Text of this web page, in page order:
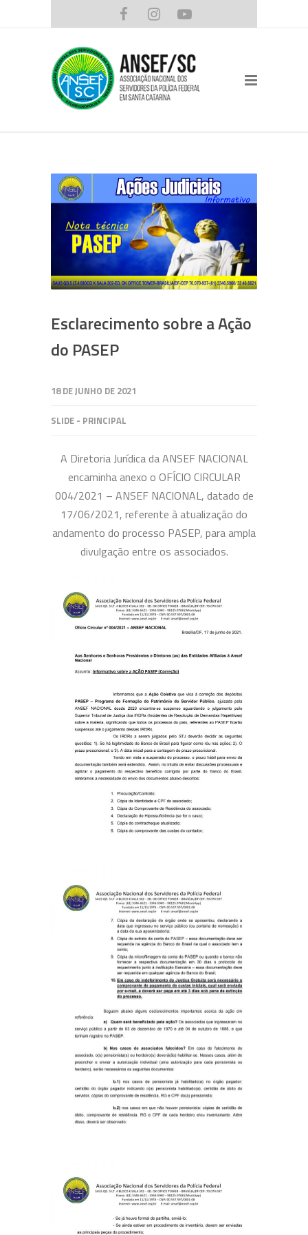
Esclarecimento sobre a Ação
do PASEP
18 DE JUNHO DE 2021
SLIDE - PRINCIPAL
A Diretoria Jurídica da ANSEF NACIONAL
encaminha anexo o OFÍCIO CIRCULAR
004/2021 – ANSEF NACIONAL, datado de
17/06/2021, referente à atualização do
andamento do processo PASEP, para ampla
divulgação entre os associados.